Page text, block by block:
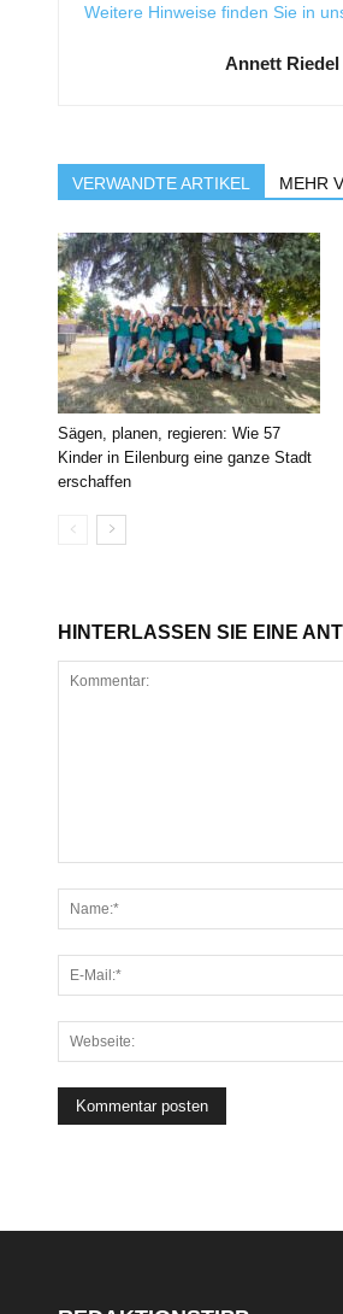
Weitere Hinweise finden Sie in
Annett Riedel
VERWANDTE ARTIKEL MEHR
Sägen, planen, regieren: Wie 57
Kinder in Eilenburg eine ganze Stadt
erschaffen
HINTERLASSEN SIE EINE